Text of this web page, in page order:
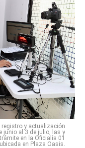
registro y actualización
junio al 3 de julio, las y
en la Oficialía 01
en Plaza Oasis.